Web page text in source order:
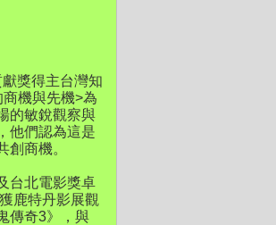
獎得主台灣知
機與先機>為
的敏銳觀察與
他們認為這是
商機。
台北電影獎卓
鹿特丹影展觀
傳奇3》，與